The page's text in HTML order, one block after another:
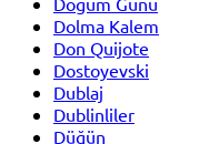
Dolma Kalem
Don Quijote
Dostoyevski
Dublaj
Dublinliler
Düğün